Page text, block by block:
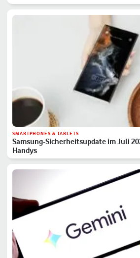
SMARTPHONES & TABLETS
Samsung-Sicherheitsupdate im Juli
Handys